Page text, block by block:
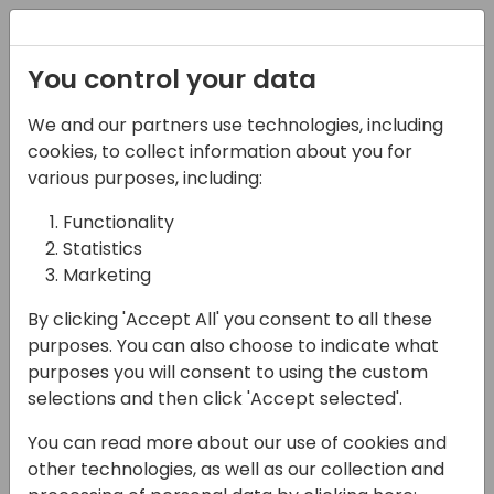
22-05-2025
Microsoft Presenta:
Semplice ma efficace,
Power BI e Power
Platform
14:45 - 15:30
Sala Envisioning (piano 1)
Back to event schedule
You control your data
We and our partners use technologies, including
cookies, to collect information about you for
various purposes, including:
Functionality
Statistics
Marketing
By clicking 'Accept All' you consent to all these
purposes. You can also choose to indicate what
purposes you will consent to using the custom
selections and then click 'Accept selected'.
You can read more about our use of cookies and
other technologies, as well as our collection and